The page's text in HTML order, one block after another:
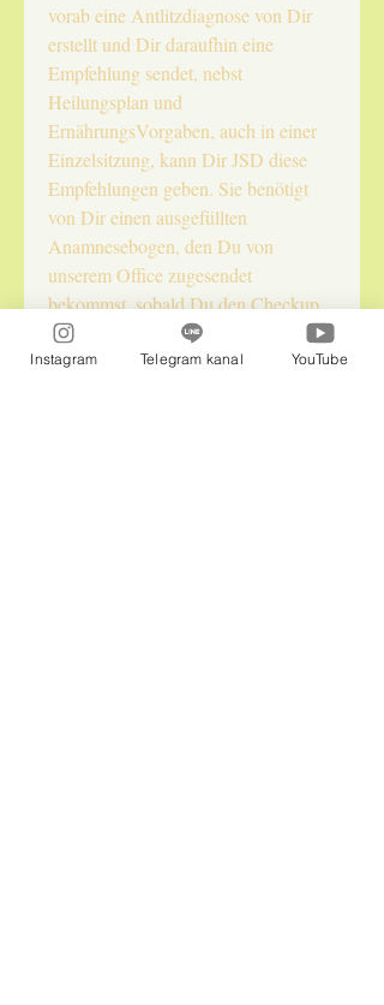
vorab eine Antlitzdiagnose von Dir
erstellt und Dir daraufhin eine
Empfehlung sendet, nebst
Heilungsplan und
ErnährungsVorgaben, auch in einer
Einzelsitzung, kann Dir JSD diese
Empfehlungen geben. Sie benötigt
von Dir einen ausgefüllten
Anamnesebogen, den Du von
unserem Office zugesendet
bekommst, sobald Du den Checkup
online hier im Shop gebucht hast!
Danach erhältst Du unsere
Instagram Telegram kanal YouTube